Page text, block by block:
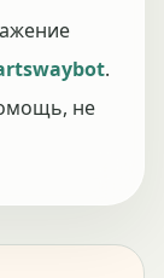
.
не